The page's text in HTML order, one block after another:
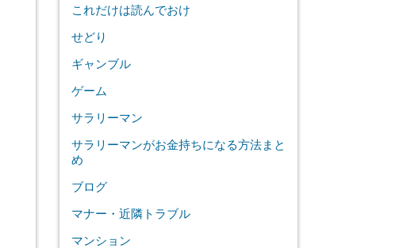
これだけは読んでおけ
せどり
ギャンブル
ゲーム
サラリーマン
サラリーマンがお金持ちになる方法まと
め
ブログ
マナー・近隣トラブル
マンション